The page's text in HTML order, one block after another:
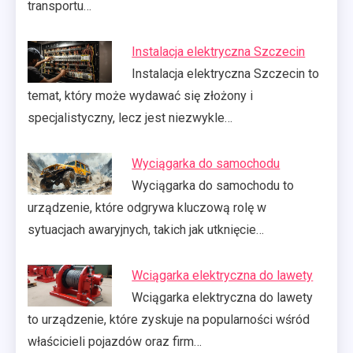
transportu…
Instalacja elektryczna Szczecin
Instalacja elektryczna Szczecin to
temat, który może wydawać się złożony i
specjalistyczny, lecz jest niezwykle…
Wyciągarka do samochodu
Wyciągarka do samochodu to
urządzenie, które odgrywa kluczową rolę w
sytuacjach awaryjnych, takich jak utknięcie…
Wciągarka elektryczna do lawety
Wciągarka elektryczna do lawety
to urządzenie, które zyskuje na popularności wśród
właścicieli pojazdów oraz firm…